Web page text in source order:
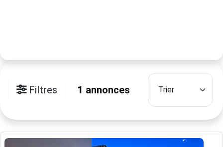
Filtres 1 annonces